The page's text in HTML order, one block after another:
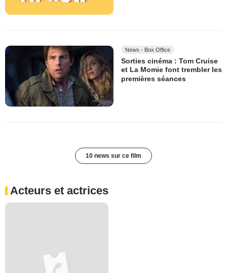
News - Box Office
Sorties cinéma : Tom Cruise
et La Momie font trembler les
premières séances
10 news sur ce film
Acteurs et actrices